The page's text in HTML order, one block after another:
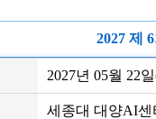
2027 제
2027년 05월 22
세종대 대양AI센